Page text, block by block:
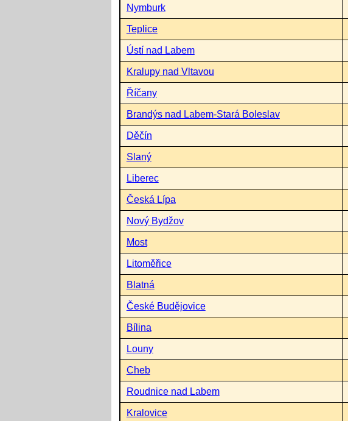
Nymburk
Teplice
Ústí nad Labem
Kralupy nad Vltavou
Říčany
Brandýs nad Labem-Stará Boleslav
Děčín
Slaný
Liberec
Česká Lípa
Nový Bydžov
Most
Litoměřice
Blatná
České Budějovice
Bílina
Louny
Cheb
Roudnice nad Labem
Kralovice